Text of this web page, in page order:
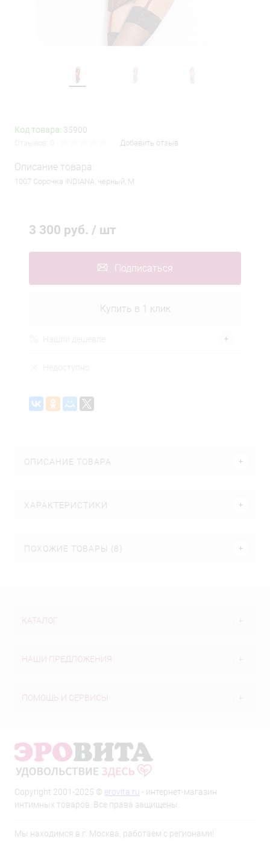
Код товара: 35900
Добавить отзыв
Описание товара:
1007 Сорочка INDIANA, черный, M
3 300 руб. / шт
Подписаться
Купить в 1 клик
ОПИСАНИЕ ТОВАРА
ХАРАКТЕРИСТИКИ
ПОХОЖИЕ ТОВАРЫ (8)
КАТАЛОГ
НАШИ ПРЕДЛОЖЕНИЯ
ПОМОЩЬ И СЕРВИСЫ
Copyright 2001-2025 © erovita.ru - интернет-магазин
интимных товаров. Все права защищены.
Мы находимся в г. Москва, работаем с регионами!